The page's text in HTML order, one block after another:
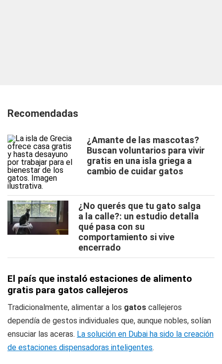
Recomendadas
¿Amante de las mascotas?
Buscan voluntarios para vivir
gratis en una isla griega a
cambio de cuidar gatos
¿No querés que tu gato salga
a la calle?: un estudio detalla
qué pasa con su
comportamiento si vive
encerrado
El país que instaló estaciones de alimento
gratis para gatos callejeros
Tradicionalmente, alimentar a los gatos callejeros
dependía de gestos individuales que, aunque nobles, solían
ensuciar las aceras. La solución en Dubai ha sido la creación
de estaciones dispensadoras inteligentes.